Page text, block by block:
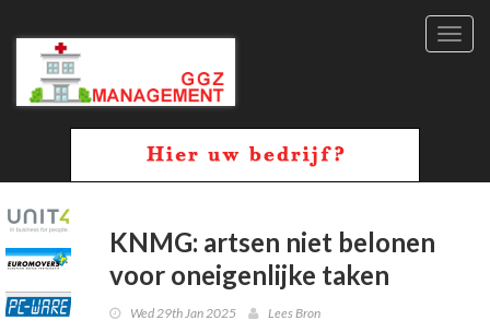
KNMG: artsen niet belonen
voor oneigenlijke taken
Wed 29th Jan 2025 Lees Bron